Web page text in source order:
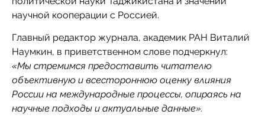
научной кооперации с Россией.
Главный редактор журнала, академик РАН Виталий
Наумкин, в приветственном слове подчеркнул:
«Мы стремимся предоставить читателю
объективную и всестороннюю оценку влияния
России на международные процессы, опираясь на
научные подходы и актуальные данные».